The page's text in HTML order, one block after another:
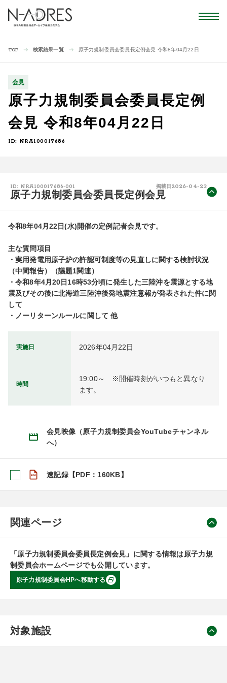
TOP 検索結果一覧 原子力規制委員会委員長定例会見 令和8年04月22日
会見
原子力規制委員会委員長定例
会見 令和8年04月22日
ID: NRA100017686
ID: NRA100017686-001 掲載日 2026-04-23
原子力規制委員会委員長定例会見
令和8年04月22日(水)開催の定例記者会見です。
主な質問項目
・実用発電用原子炉の許認可制度等の見直しに関する検討状況
（中間報告）（議題1関連）
・令和8年4月20日16時53分頃に発生した三陸沖を震源とする地
震及びその後に北海道三陸沖後発地震注意報が発表された件に関
して
・ノーリターンルールに関して 他
実施日 2026年04月22日
時間
19:00～　※開催時刻がいつもと異なり
ます。
会見映像（原子力規制委員会YouTubeチャンネル
へ）
速記録【PDF：160KB】
関連ページ
「原子力規制委員会委員長定例会見」に関する情報は原子力規
制委員会ホームページでも公開しています。
原子力規制委員会HPへ移動する
対象施設